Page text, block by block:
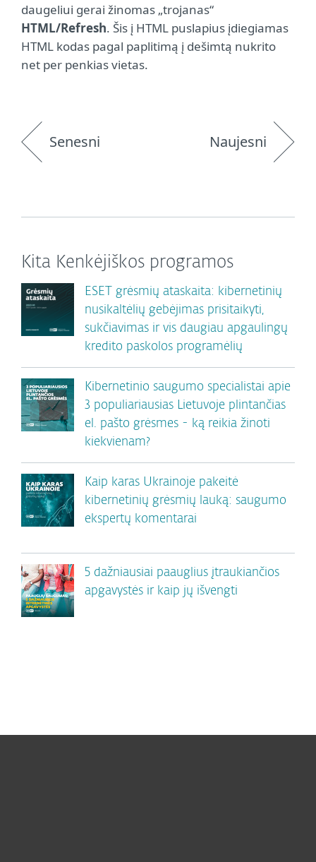
daugeliui gerai žinomas „trojanas“
HTML/Refresh. Šis į HTML puslapius įdiegiamas
HTML kodas pagal paplitimą į dešimtą nukrito
net per penkias vietas.
Senesni Naujesni
Kita Kenkėjiškos programos
ESET grėsmių ataskaita: kibernetinių
nusikaltėlių gebėjimas prisitaikyti,
sukčiavimas ir vis daugiau apgaulingų
kredito paskolos programėlių
Kibernetinio saugumo specialistai apie
3 populiariausias Lietuvoje plintančias
el. pašto grėsmes - ką reikia žinoti
kiekvienam?
Kaip karas Ukrainoje pakeitė
kibernetinių grėsmių lauką: saugumo
ekspertų komentarai
5 dažniausiai paauglius įtraukiančios
apgavystės ir kaip jų išvengti